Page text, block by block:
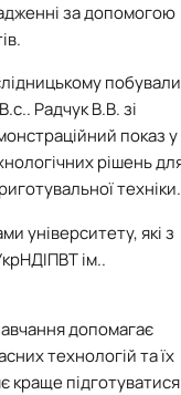
за допомогою
побували
Радчук В.В.зі
показ у
рішень
техніки.
університету, які з
ім..
допомагає
технологій та їх
краще підготуватися